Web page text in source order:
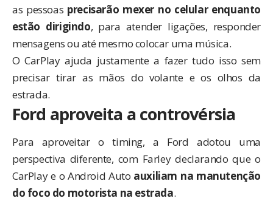
as pessoas precisarão mexer no celular enquanto
estão dirigindo, para atender ligações, responder
mensagens ou até mesmo colocar uma música.
O CarPlay ajuda justamente a fazer tudo isso sem
precisar tirar as mãos do volante e os olhos da
estrada.
Ford aproveita a controvérsia
Para aproveitar o timing, a Ford adotou uma
perspectiva diferente, com Farley declarando que o
CarPlay e o Android Auto auxiliam na manutenção
do foco do motorista na estrada.